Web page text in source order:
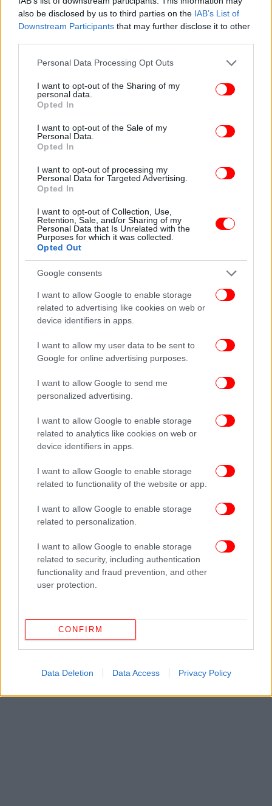
also be disclosed by us to third parties on the IAB’s List of
Downstream Participants that may further disclose it to other
Please note that this website/app uses one or more Google
not limited to your visit or usage behaviour. You may click to
grant or deny consent to Google and its third-party tags to
use your data for below specified purposes in below Google
consent section.
Personal Data Processing Opt Outs
I want to opt-out of the Sharing of my
personal data.
Opted In
I want to opt-out of the Sale of my
Personal Data.
Opted In
I want to opt-out of processing my
Personal Data for Targeted Advertising.
Opted In
I want to opt-out of Collection, Use,
Retention, Sale, and/or Sharing of my
Personal Data that Is Unrelated with the
Purposes for which it was collected.
Opted Out
Google consents
I want to allow Google to enable storage
related to advertising like cookies on web or
device identifiers in apps.
I want to allow my user data to be sent to
Google for online advertising purposes.
I want to allow Google to send me
personalized advertising.
I want to allow Google to enable storage
related to analytics like cookies on web or
device identifiers in apps.
I want to allow Google to enable storage
related to functionality of the website or app.
I want to allow Google to enable storage
related to personalization.
I want to allow Google to enable storage
related to security, including authentication
functionality and fraud prevention, and other
user protection.
CONFIRM
Data Deletion Data Access Privacy Policy
ΠΕΡΙΣΣΟΤΕΡΑ ΒΙΝΤΕΟ
Ακολουθήστε το στο Google News
Δείτε όλες τις τελευταίεςΕιδήσειςαπό την Ελλάδα και τον Κόσμο,
ΗΧΗΤΙΚΌ